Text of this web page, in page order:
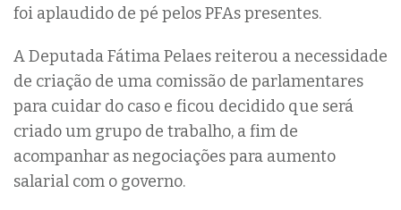
foi aplaudido de pé pelos PFAs presentes.
A Deputada Fátima Pelaes reiterou a necessidade
de criação de uma comissão de parlamentares
para cuidar do caso e ficou decidido que será
criado um grupo de trabalho, a fim de
acompanhar as negociações para aumento
salarial com o governo.